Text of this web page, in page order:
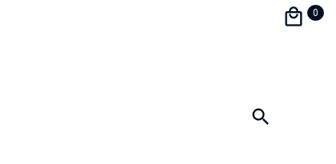
0
simplement donner du relief aux
éléments graphiques. Devis sur